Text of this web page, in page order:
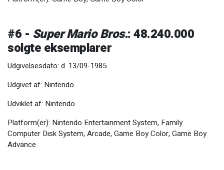
#6 - Super Mario Bros.: 48.240.000
solgte eksemplarer
Udgivelsesdato: d. 13/09-1985
Udgivet af: Nintendo
Udviklet af: Nintendo
Platform(er): Nintendo Entertainment System, Family
Computer Disk System, Arcade, Game Boy Color, Game Boy
Advance